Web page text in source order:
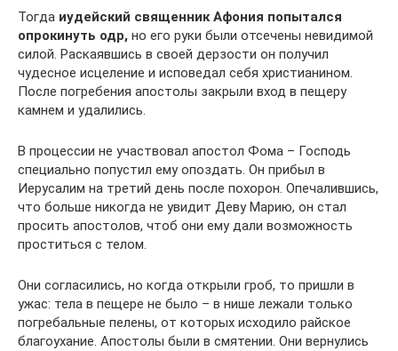
Тогда иудейский священник Афония попытался
опрокинуть одр, но его руки были отсечены невидимой
силой. Раскаявшись в своей дерзости он получил
чудесное исцеление и исповедал себя христианином.
После погребения апостолы закрыли вход в пещеру
камнем и удалились.
В процессии не участвовал апостол Фома – Господь
специально попустил ему опоздать. Он прибыл в
Иерусалим на третий день после похорон. Опечалившись,
что больше никогда не увидит Деву Марию, он стал
просить апостолов, чтоб они ему дали возможность
проститься с телом.
Они согласились, но когда открыли гроб, то пришли в
ужас: тела в пещере не было – в нише лежали только
погребальные пелены, от которых исходило райское
благоухание. Апостолы были в смятении. Они вернулись